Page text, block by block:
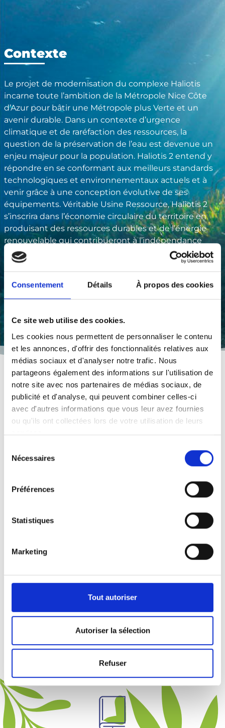
Consentement Détails À propos des cookies
Ce site web utilise des cookies.
Les cookies nous permettent de personnaliser le contenu
et les annonces, d'offrir des fonctionnalités relatives aux
médias sociaux et d'analyser notre trafic. Nous
partageons également des informations sur l'utilisation de
notre site avec nos partenaires de médias sociaux, de
publicité et d'analyse, qui peuvent combiner celles-ci
avec d'autres informations que vous leur avez fournies
ou qu'ils ont collectées lors de votre utilisation de leurs
services.
Nécessaires
Préférences
Statistiques
Marketing
Tout autoriser
Autoriser la sélection
Refuser
Contexte
Le projet de modernisation du complexe Haliotis
incarne toute l’ambition de la Métropole Nice Côte
d’Azur pour bâtir une Métropole plus Verte et un
avenir durable. Dans un contexte d’urgence
climatique et de raréfaction des ressources, la
question de la préservation de l’eau est devenue un
enjeu majeur pour la population. Haliotis 2 entend y
répondre en se conformant aux meilleurs standards
technologiques et environnementaux actuels et à
venir grâce à une conception évolutive de ses
équipements. Véritable Usine Ressource, Haliotis 2
s’inscrira dans l’économie circulaire du territoire en
produisant des ressources durables et de l’énergie
renouvelable qui contribueront à l’indépendance
énergétique de la Métropole.
Informations détaillées concernant
Voir